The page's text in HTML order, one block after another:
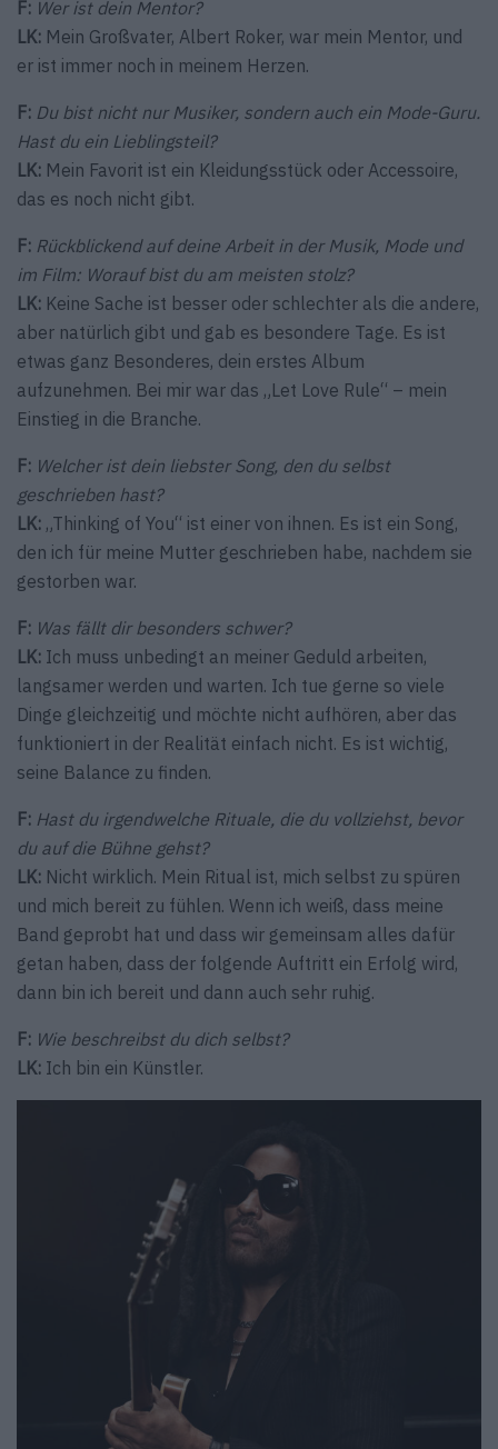
F: Wer ist dein Mentor?
LK: Mein Großvater, Albert Roker, war mein Mentor, und
er ist immer noch in meinem Herzen.
F: Du bist nicht nur Musiker, sondern auch ein Mode-Guru.
Hast du ein Lieblingsteil?
LK: Mein Favorit ist ein Kleidungsstück oder Accessoire,
das es noch nicht gibt.
F: Rückblickend auf deine Arbeit in der Musik, Mode und
im Film: Worauf bist du am meisten stolz?
LK: Keine Sache ist besser oder schlechter als die andere,
aber natürlich gibt und gab es besondere Tage. Es ist
etwas ganz Besonderes, dein erstes Album
aufzunehmen. Bei mir war das „Let Love Rule“ – mein
Einstieg in die Branche.
F: Welcher ist dein liebster Song, den du selbst
geschrieben hast?
LK: „Thinking of You“ ist einer von ihnen. Es ist ein Song,
den ich für meine Mutter geschrieben habe, nachdem sie
gestorben war.
F: Was fällt dir besonders schwer?
LK: Ich muss unbedingt an meiner Geduld arbeiten,
langsamer werden und warten. Ich tue gerne so viele
Dinge gleichzeitig und möchte nicht aufhören, aber das
funktioniert in der Realität einfach nicht. Es ist wichtig,
seine Balance zu finden.
F: Hast du irgendwelche Rituale, die du vollziehst, bevor
du auf die Bühne gehst?
LK: Nicht wirklich. Mein Ritual ist, mich selbst zu spüren
und mich bereit zu fühlen. Wenn ich weiß, dass meine
Band geprobt hat und dass wir gemeinsam alles dafür
getan haben, dass der folgende Auftritt ein Erfolg wird,
dann bin ich bereit und dann auch sehr ruhig.
F: Wie beschreibst du dich selbst?
LK: Ich bin ein Künstler.